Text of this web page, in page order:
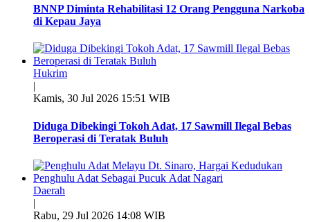
BNNP Diminta Rehabilitasi 12 Orang Pengguna Narkoba
di Kepau Jaya
Hukrim
|
Kamis, 30 Jul 2026 15:51 WIB
Diduga Dibekingi Tokoh Adat, 17 Sawmill Ilegal Bebas
Beroperasi di Teratak Buluh
Daerah
|
Rabu, 29 Jul 2026 14:08 WIB